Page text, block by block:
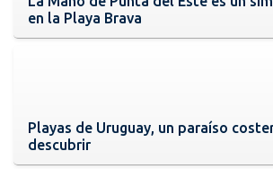
en la Playa Brava
Playas de Uruguay, un paraíso
descubrir